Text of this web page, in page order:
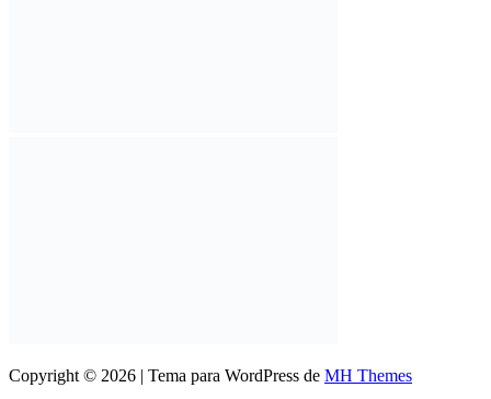
Copyright © 2026 | Tema para WordPress de MH Themes